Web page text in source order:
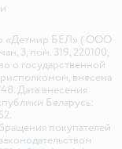
«Детмир БЕЛ» ( ООО
3, пом. 319, 220100,
о государственной
внесена
Дата внесения
Беларусь:
покупателей